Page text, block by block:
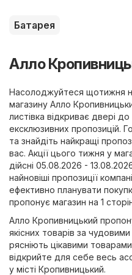
Батарея
Алло
Насолоджуйтеся щотижня
магазину Алло
листівка відкриває двері
ексклюзивних пропозицій.
та знайдіть найкращі
вас. Акції цього тижня у
дійсні 05.08.2026 -
найновіші пропозиції
ефективно планувати
пропонує магазин на 1
Алло Кропивницький
якісних товарів за чудовими
рясніють цікавими
відкрийте для себе весь
у місті Кропивницький.